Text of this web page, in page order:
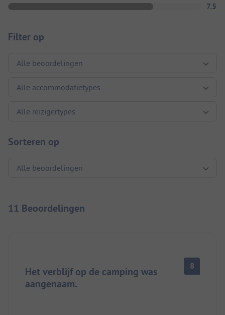
7.5
Filter op
Sorteren op
11 Beoordelingen
Het verblijf op de camping was
aangenaam.
8